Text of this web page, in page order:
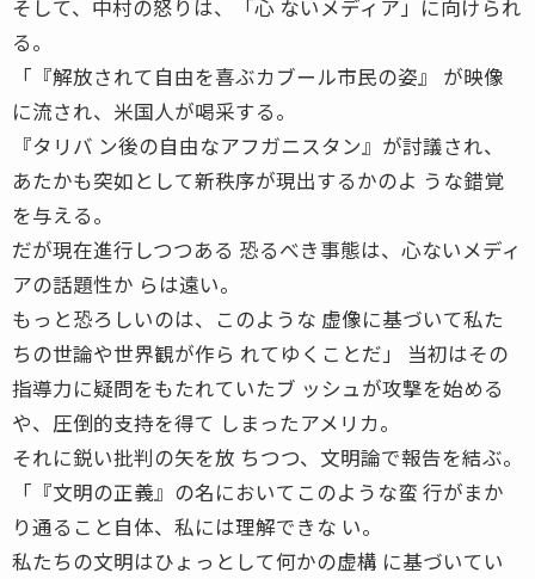
そして、中村の怒りは、「心 ないメディア」に向けられ
る。
「『解放されて自由を喜ぶカブール市民の姿』 が映像
に流され、米国人が喝采する。
『タリバ ン後の自由なアフガニスタン』が討議され、
あたかも突如として新秩序が現出するかのよ うな錯覚
を与える。
だが現在進行しつつある 恐るべき事態は、心ないメディ
アの話題性か らは遠い。
もっと恐ろしいのは、このような 虚像に基づいて私た
ちの世論や世界観が作ら れてゆくことだ」 当初はその
指導力に疑問をもたれていたブ ッシュが攻撃を始める
や、圧倒的支持を得て しまったアメリカ。
それに鋭い批判の矢を放 ちつつ、文明論で報告を結ぶ。
「『文明の正義』の名においてこのような蛮 行がまか
り通ること自体、私には理解できな い。
私たちの文明はひょっとして何かの虚構 に基づいてい